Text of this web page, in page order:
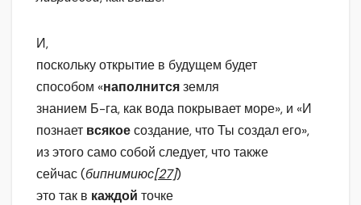
И,
поскольку открытие в будущем будет
способом «наполнитсяземля
знанием Б-га, как вода покрывает море», и «И
познает всякоесоздание, что Ты создал его»,
из этого само собой следует, что также
сейчас (бипнимиюс[27])
это так в каждой точке